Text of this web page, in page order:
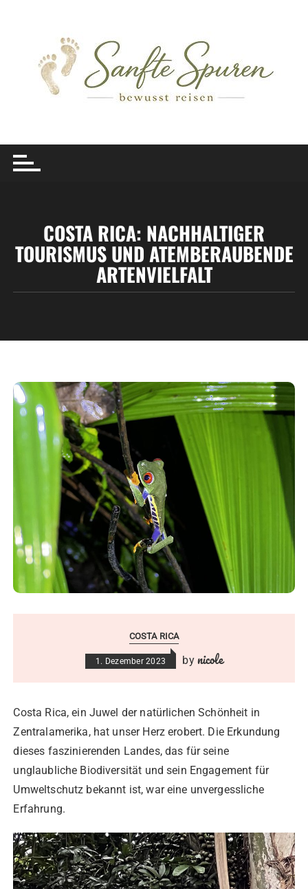
COSTA RICA: NACHHALTIGER
TOURISMUS UND ATEMBERAUBENDE
ARTENVIELFALT
COSTA RICA
1. Dezember 2023 by nicole
Costa Rica, ein Juwel der natürlichen Schönheit in
Zentralamerika, hat unser Herz erobert. Die Erkundung
dieses faszinierenden Landes, das für seine
unglaubliche Biodiversität und sein Engagement für
Umweltschutz bekannt ist, war eine unvergessliche
Erfahrung.